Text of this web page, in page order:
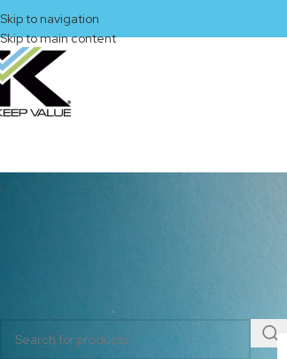
Skip to navigation
Skip to main content